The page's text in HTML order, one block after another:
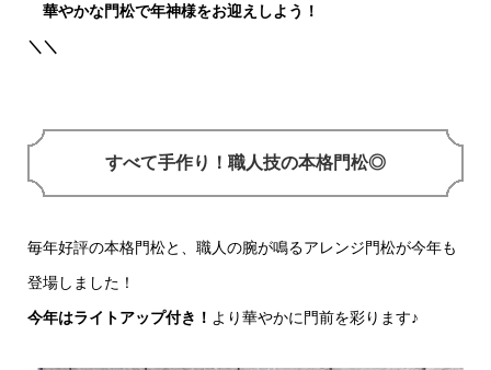
華やかな門松で年神様をお迎えしよう！
＼＼
すべて手作り！職人技の本格門松◎
毎年好評の本格門松と、職人の腕が鳴るアレンジ門松が今年も
登場しました！
今年はライトアップ付き！ より華やかに門前を彩ります♪